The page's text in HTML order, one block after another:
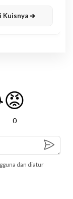
Kuisnya ➔
😡
0
dan diatur